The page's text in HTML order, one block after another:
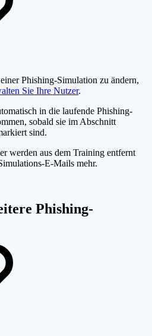
Phishing-Simulation zu ändern,
Sie Ihre Nutzer.
in die laufende Phishing-
sobald sie im Abschnitt
sind.
werden aus dem Training entfernt
E-Mails mehr.
Phishing-